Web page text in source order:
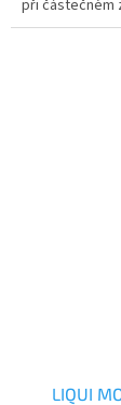
při částečném
LIQUI